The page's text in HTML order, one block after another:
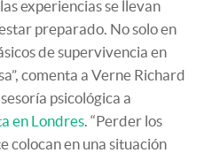
experiencias se llevan
preparado. No solo en
de supervivencia en
comenta a Verne Richard
psicológica a
en Londres . “Perder los
colocan en una situación